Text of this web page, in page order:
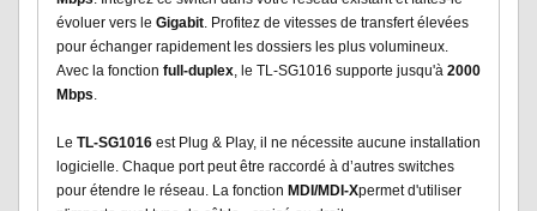
évoluer vers le Gigabit. Profitez de vitesses de transfert élevées
pour échanger rapidement les dossiers les plus volumineux.
Avec la fonction full-duplex, le TL-SG1016 supporte jusqu'à 2000
Mbps.
Le TL-SG1016 est Plug & Play, il ne nécessite aucune installation
logicielle. Chaque port peut être raccordé à d’autres switches
pour étendre le réseau. La fonction MDI/MDI-Xpermet d'utiliser